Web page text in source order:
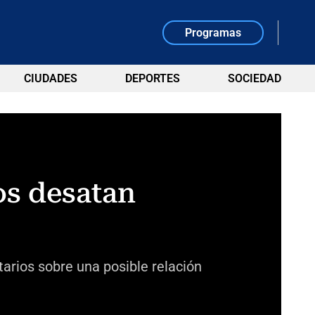
Programas
CIUDADES DEPORTES SOCIEDAD
desatan
sobre una posible relación